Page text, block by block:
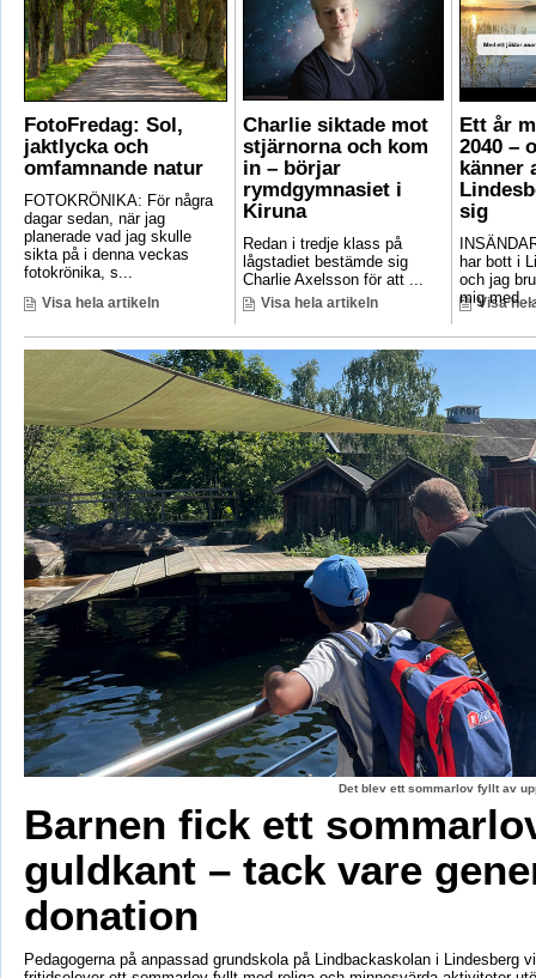
FotoFredag: Sol,
jaktlycka och
omfamnande natur
FOTOKRÖNIKA: För några
dagar sedan, när jag
planerade vad jag skulle
sikta på i denna veckas
fotokrönika, s...
Visa hela artikeln
Charlie siktade mot
stjärnorna och kom
in – börjar
rymdgymnasiet i
Kiruna
Redan i tredje klass på
lågstadiet bestämde sig
Charlie Axelsson för att ...
Visa hela artikeln
Ett år
2040 –
känner
sig
har bott i
och jag
mig med
Visa
Det blev ett sommarlov fyllt av
Barnen fick ett
guldkant – tack vare
donation
Pedagogerna på anpassad grundskola på Lindbackaskolan i Lindesberg